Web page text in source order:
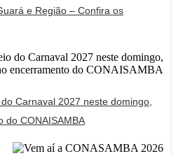
e Região – Confira os
Carnaval 2027 neste domingo,
do CONAISAMBA